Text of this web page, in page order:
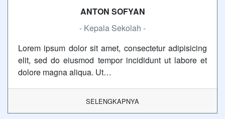
ANTON SOFYAN
- Kepala Sekolah -
Lorem ipsum dolor sit amet, consectetur adipisicing
elit, sed do eiusmod tempor incididunt ut labore et
dolore magna aliqua. Ut…
SELENGKAPNYA